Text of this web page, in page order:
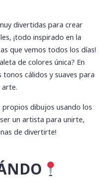
divertidas para crear
¡todo inspirado en la
que vemos todos los días!
de colores única? En
cálidos y suaves para
arte.
dibujos usando los
un artista para unirte,
de divertirte!